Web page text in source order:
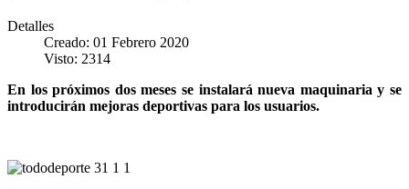
Detalles
Creado: 01 Febrero 2020
Visto: 2314
En los próximos dos meses se instalará nueva maquinaria y se
introducirán mejoras deportivas para los usuarios.